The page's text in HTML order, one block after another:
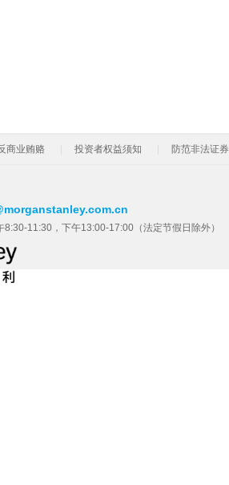
商业贿赂 投资者权益须知 防范非法证
11:30，下午13:00-17:00（法定节假日除外）